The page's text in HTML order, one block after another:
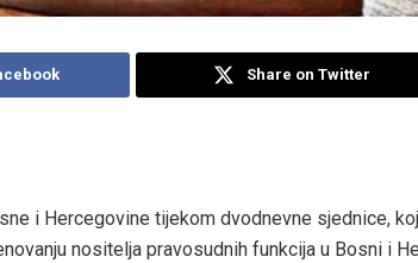
Share on Twitter
i Hercegovine tijekom dvodnevne sjednice,
nositelja pravosudnih funkcija u Bosni i